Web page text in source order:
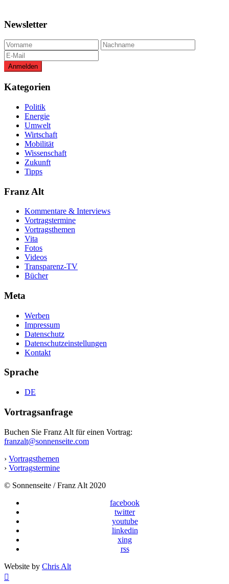
Newsletter
Kategorien
Politik
Energie
Umwelt
Wirtschaft
Mobilität
Wissenschaft
Zukunft
Tipps
Franz Alt
Kommentare & Interviews
Vortragstermine
Vortragsthemen
Vita
Fotos
Videos
Transparenz-TV
Bücher
Meta
Werben
Impressum
Datenschutz
Datenschutzeinstellungen
Kontakt
Sprache
DE
Vortragsanfrage
Buchen Sie Franz Alt für einen Vortrag:
franzalt@sonnenseite.com
› Vortragsthemen
› Vortragstermine
© Sonnenseite / Franz Alt 2020
facebook
twitter
youtube
linkedin
xing
rss
Website by Chris Alt